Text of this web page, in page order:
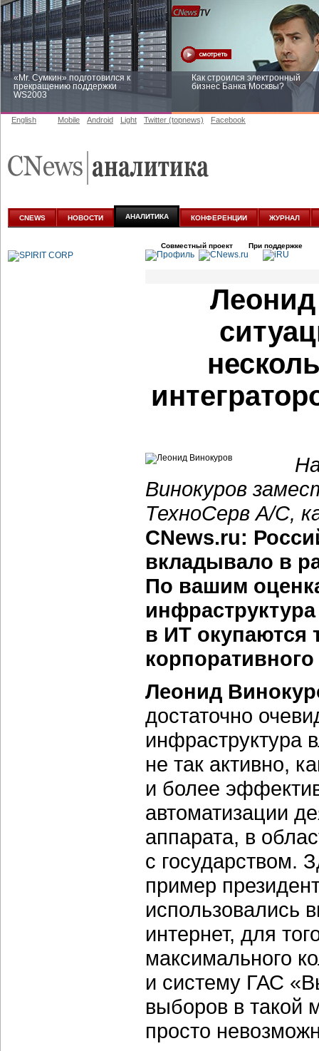
«Mr. Сумкин» подготовился к
прекращению поддержки
WS2003
Как строился электронный
бизнес Банка Москвы?
аналитике
English Mobile Android Light Twitter (topnews) Facebook
CNEWS НОВОСТИ АНАЛИТИКА КОНФЕРЕНЦИИ ЖУРНАЛ
Совместный проект При поддержке
Винокуров
ТехноСерв А/С,
CNews.ru:
вкладывало в
По вашим
в ИТ окупаются
корпоративного
Леонид
достаточно
инфраструктура
не так активно,
и более
автоматизации
аппарата, в
с государством.
пример
использовались
интернет, для
максимального
и систему ГАС
выборов в такой
просто